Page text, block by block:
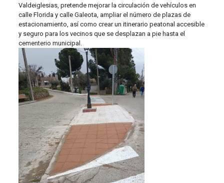
Valdeiglesias, pretende mejorar la circulación de vehículos en
calle Florida y calle Galeota, ampliar el número de plazas de
estacionamiento, así como crear un itinerario peatonal accesible
y seguro para los vecinos que se desplazan a pie hasta el
cementerio municipal.